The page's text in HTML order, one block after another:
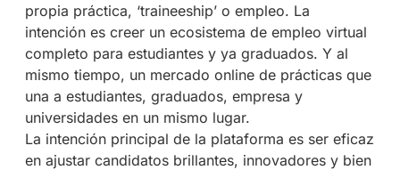
propia práctica, ‘traineeship’ o empleo. La
intención es creer un ecosistema de empleo virtual
completo para estudiantes y ya graduados. Y al
mismo tiempo, un mercado online de prácticas que
una a estudiantes, graduados, empresa y
universidades en un mismo lugar.
La intención principal de la plataforma es ser eficaz
en ajustar candidatos brillantes, innovadores y bien